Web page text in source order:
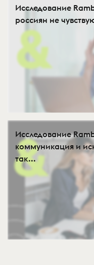
Исследование
россиян не
Исследование
коммуникация и
так...